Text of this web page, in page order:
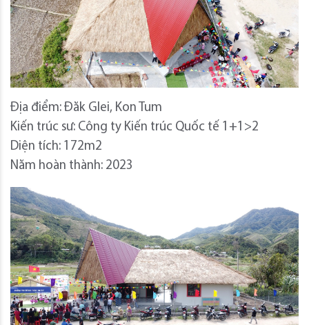
Địa điểm: Đăk Glei, Kon Tum
Kiến trúc sư: Công ty Kiến trúc Quốc tế 1+1>2
Diện tích: 172m2
Năm hoàn thành: 2023